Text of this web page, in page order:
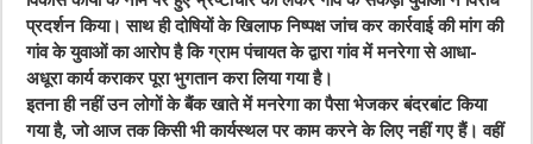
प्रदर्शन किया। साथ ही दोषियों के खिलाफ निष्पक्ष जांच कर कार्रवाई की मांग की
गांव के युवाओं का आरोप है कि ग्राम पंचायत के द्वारा गांव में मनरेगा से आधा-
अधूरा कार्य कराकर पूरा भुगतान करा लिया गया है।
इतना ही नहीं उन लोगों के बैंक खाते में मनरेगा का पैसा भेजकर बंदरबांट किया
गया है, जो आज तक किसी भी कार्यस्थल पर काम करने के लिए नहीं गए हैं। वहीं